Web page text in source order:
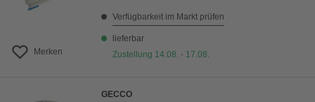
Merken
Verfügbarkeit im Markt prüfen
lieferbar
Zustellung 14.08. - 17.08.
GECCO